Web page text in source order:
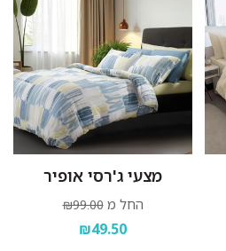
מצעי ג'רסי אופיר
החל מ ₪99.00
₪49.50